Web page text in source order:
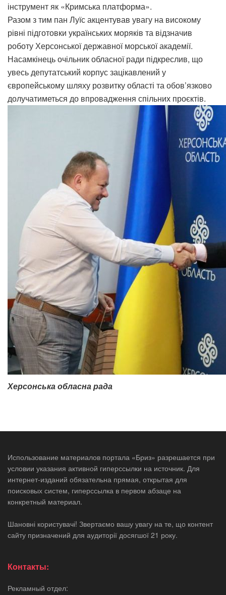
інструмент як «Кримська платформа».
Разом з тим пан Луїс акцентував увагу на високому
рівні підготовки українських моряків та відзначив
роботу Херсонської державної морської академії.
Насамкінець очільник обласної ради підкреслив, що
увесь депутатський корпус зацікавлений у
європейському шляху розвитку області та обов’язково
долучатиметься до впровадження спільних проєктів.
Херсонська обласна рада
Использование материалов портала «Бриз» разрешается при
условии указания активной гиперссылки на источник. Для
интернет-изданий обязательна прямая, открытая для
поисковых систем, гиперссылка в первом абзаце на
конкретный материал.
Шановні користувачі! Звертаємо вашу увагу на те, що контент
сайту призначений для аудиторії досягшої 21 року.
Контакты:
Рекламный отдел: